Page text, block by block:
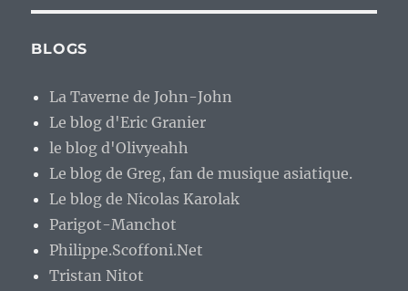
BLOGS
La Taverne de John-John
Le blog d'Eric Granier
le blog d'Olivyeahh
Le blog de Greg, fan de musique asiatique.
Le blog de Nicolas Karolak
Parigot-Manchot
Philippe.Scoffoni.Net
Tristan Nitot